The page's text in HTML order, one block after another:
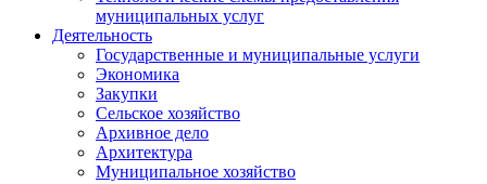
муниципальных услуг
Деятельность
Государственные и муниципальные услуги
Экономика
Закупки
Сельское хозяйство
Архивное дело
Архитектура
Муниципальное хозяйство